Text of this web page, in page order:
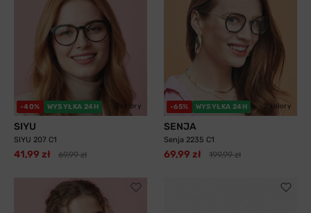
-40% WYSYŁKA 24H 2 kolory
SIYU
SIYU 207 C1
41,99 zł 69,99 zł
-65% WYSYŁKA 24H 2 kolory
SENJA
Senja 2235 C1
69,99 zł 199,99 zł